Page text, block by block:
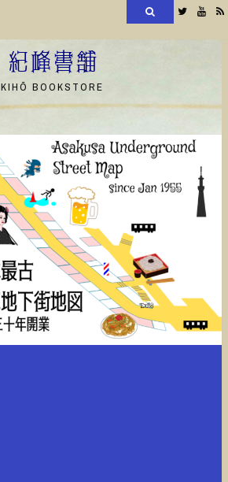
Twitter
紀峰書舗
KIHŌ BOOKSTORE